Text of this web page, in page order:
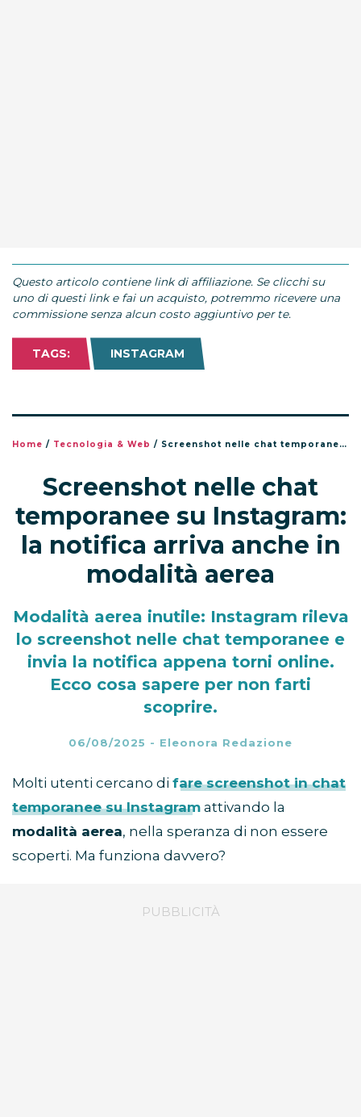
Questo articolo contiene link di affiliazione. Se clicchi su
uno di questi link e fai un acquisto, potremmo ricevere una
commissione senza alcun costo aggiuntivo per te.
TAGS: INSTAGRAM
Home / Tecnologia & Web / Screenshot nelle chat temporanee su Instagram: la notifica arriva anche in modalità aerea
Screenshot nelle chat
temporanee su Instagram:
la notifica arriva anche in
modalità aerea
Modalità aerea inutile: Instagram rileva
lo screenshot nelle chat temporanee e
invia la notifica appena torni online.
Ecco cosa sapere per non farti
scoprire.
06/08/2025 - Eleonora Redazione
Molti utenti cercano di fare screenshot in chat
temporanee su Instagram attivando la
modalità aerea, nella speranza di non essere
scoperti. Ma funziona davvero?